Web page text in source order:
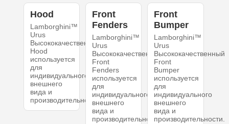
Hood
Lamborghini™
Urus
Высококачественный
Hood
используется
для
индивидуального
внешнего
вида и
производительности.
Front
Fenders
Lamborghini™
Urus
Высококачественный
Front
Fenders
используется
для
индивидуального
внешнего
вида и
производительности.
Front
Bumper
Lamborghini™
Urus
Высококачественный
Front
Bumper
используется
для
индивидуального
внешнего
вида и
производительности.